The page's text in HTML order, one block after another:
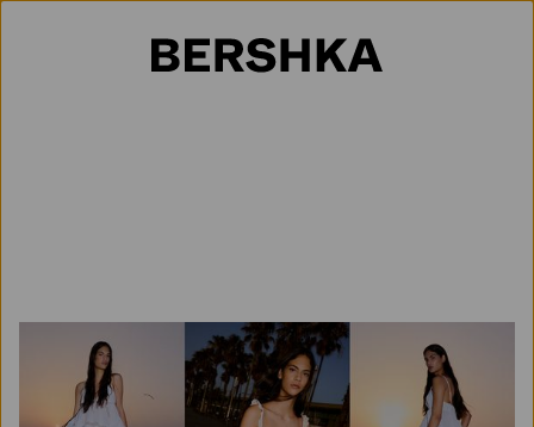
Selección de país